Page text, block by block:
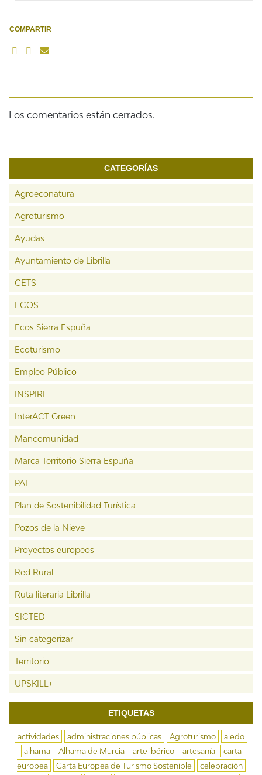
COMPARTIR
Los comentarios están cerrados.
CATEGORÍAS
Agroeconatura
Agroturismo
Ayudas
Ayuntamiento de Librilla
CETS
ECOS
Ecos Sierra Espuña
Ecoturismo
Empleo Público
INSPIRE
InterACT Green
Mancomunidad
Marca Territorio Sierra Espuña
PAI
Plan de Sostenibilidad Turística
Pozos de la Nieve
Proyectos europeos
Red Rural
Ruta literaria Librilla
SICTED
Sin categorizar
Territorio
UPSKILL+
ETIQUETAS
actividades administraciones públicas Agroturismo
aledo
alhama
Alhama de Murcia arte ibérico artesanía
carta
europea
Carta Europea de Turismo Sostenible
celebración